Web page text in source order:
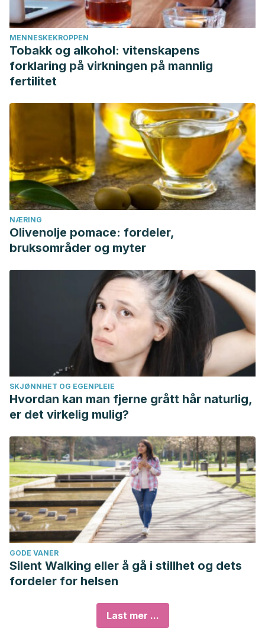
MENNESKEKROPPEN
Tobakk og alkohol: vitenskapens
forklaring på virkningen på mannlig
fertilitet
NÆRING
Olivenolje pomace: fordeler,
bruksområder og myter
SKJØNNHET OG EGENPLEIE
Hvordan kan man fjerne grått hår naturlig,
er det virkelig mulig?
GODE VANER
Silent Walking eller å gå i stillhet og dets
fordeler for helsen
Last mer ...